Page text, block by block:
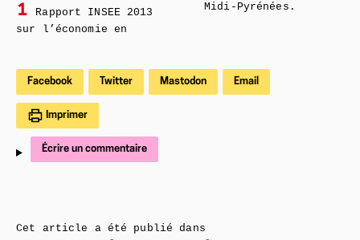
1
Rapport INSEE 2013
sur l’économie en
Midi-Pyrénées.
Facebook Twitter Mastodon Email
Imprimer
Écrire un commentaire
Cet article a été publié dans